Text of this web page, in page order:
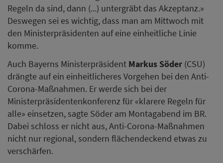
Regeln da sind, dann (...) untergräbt das Akzeptanz.»
Deswegen sei es wichtig, dass man am Mittwoch mit
den Ministerpräsidenten auf eine einheitliche Linie
komme.
Auch Bayerns Ministerpräsident Markus Söder (CSU)
drängte auf ein einheitlicheres Vorgehen bei den Anti-
Corona-Maßnahmen. Er werde sich bei der
Ministerpräsidentenkonferenz für «klarere Regeln für
alle» einsetzen, sagte Söder am Montagabend im BR.
Dabei schloss er nicht aus, Anti-Corona-Maßnahmen
nicht nur regional, sondern flächendeckend etwas zu
verschärfen.